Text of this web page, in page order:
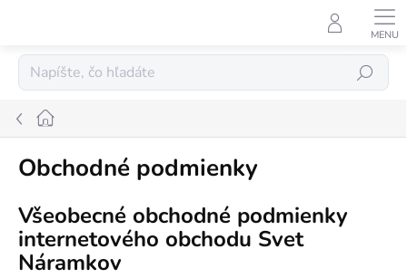
Hľadať
Domov
Obchodné podmienky
Všeobecné obchodné podmienky
internetového obchodu Svet
Náramkov